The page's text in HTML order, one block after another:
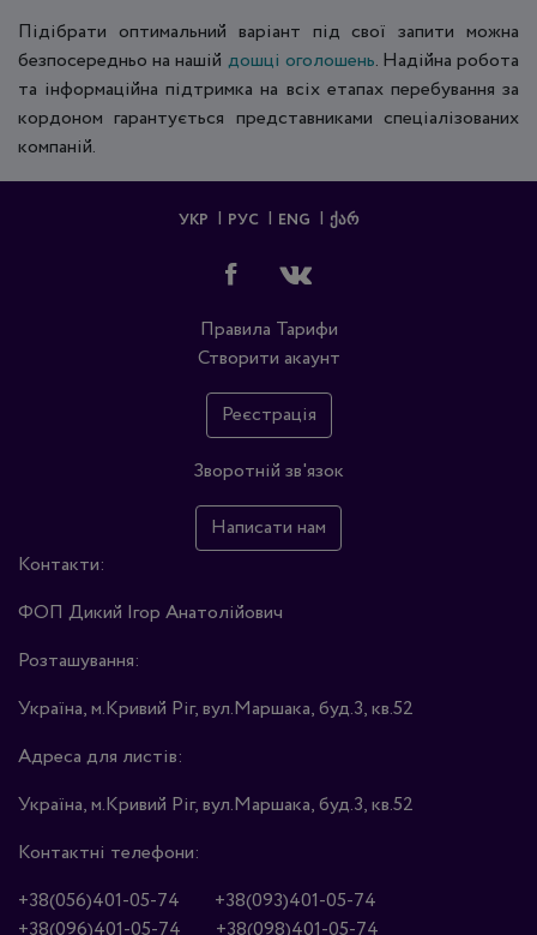
Підібрати оптимальний варіант під свої запити можна
безпосередньо на нашій дошці оголошень. Надійна робота
та інформаційна підтримка на всіх етапах перебування за
кордоном гарантується представниками спеціалізованих
компаній.
УКР РУС ENG ᲥᲐᲠ
Правила Тарифи
Створити акаунт
Реєстрація
Зворотній зв'язок
Написати нам
Контакти:
ФОП Дикий Ігор Анатолійович
Розташування:
Україна, м.Кривий Ріг, вул.Маршака, буд.3, кв.52
Адреса для листів:
Україна, м.Кривий Ріг, вул.Маршака, буд.3, кв.52
Контактні телефони:
+38(056)401-05-74
+38(093)401-05-74